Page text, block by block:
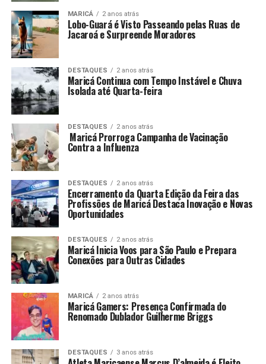
MARICÁ 2 anos atrás
Lobo-Guará é Visto Passeando pelas Ruas de
Jacaroá e Surpreende Moradores
DESTAQUES 2 anos atrás
Maricá Continua com Tempo Instável e Chuva
Isolada até Quarta-feira
DESTAQUES 2 anos atrás
Maricá Prorroga Campanha de Vacinação
Contra a Influenza
DESTAQUES 2 anos atrás
Encerramento da Quarta Edição da Feira das
Profissões de Maricá Destaca Inovação e Novas
Oportunidades
DESTAQUES 2 anos atrás
Maricá Inicia Voos para São Paulo e Prepara
Conexões para Outras Cidades
MARICÁ 2 anos atrás
Maricá Gamers: Presença Confirmada do
Renomado Dublador Guilherme Briggs
DESTAQUES 3 anos atrás